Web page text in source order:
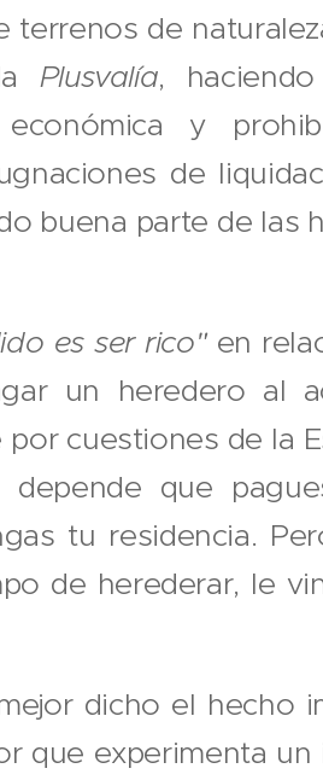
terrenos de
Plusvalía,
y
de
buena parte de las
es ser rico"en
un heredero al
cuestiones de la
depende que
tu residencia.
de herederar, le
dicho el hecho
que experimenta un